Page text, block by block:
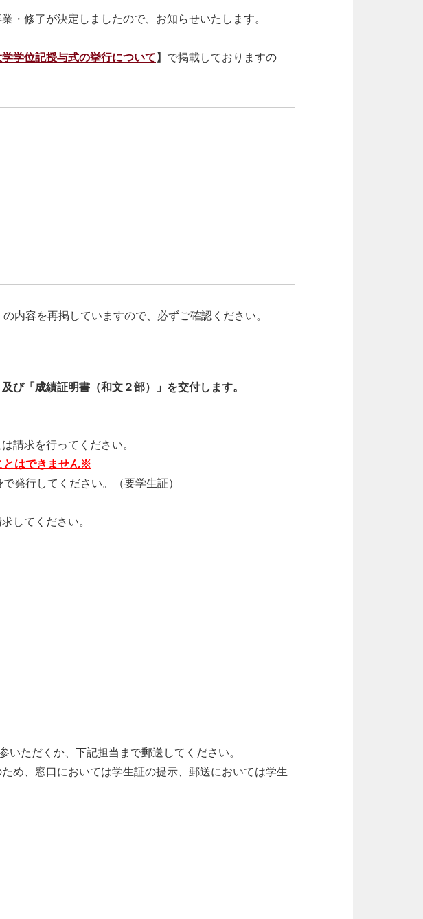
・修了が決定しましたので、お知らせいたします。
学位記授与式の挙行について 】 で掲載しておりますの
の内容を再掲していますので、必ずご確認ください。
び「成績証明書（和文２部）」を交付します。
請求を行ってください。
とはできません※
発行してください。（要学生証）
してください。
いただくか、下記担当まで郵送してください。
め、窓口においては学生証の提示、郵送においては学生